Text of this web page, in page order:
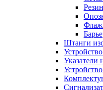
Штанги
Указатели